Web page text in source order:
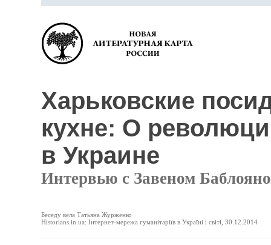
Харьковские
кухне: О
в Украине
Интервью с Завеном
Беседу вела Татьяна Журженко
Historians.in.ua: Інтернет-мережа гуманітаріїв в Україні і світі, 30.12.2014